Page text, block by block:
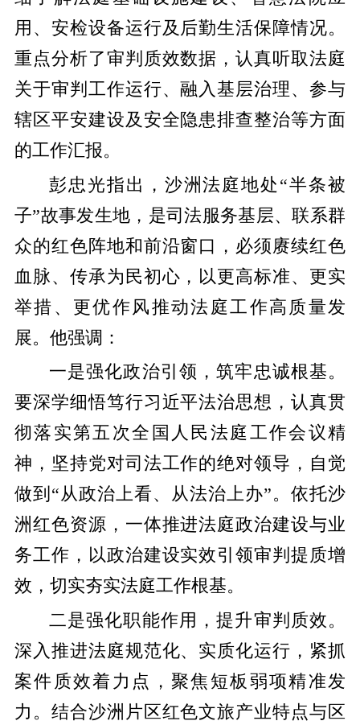
用、安检设备运行及后勤生活保障情况。
重点分析了审判质效数据，认真听取法庭
关于审判工作运行、融入基层治理、参与
辖区平安建设及安全隐患排查整治等方面
的工作汇报。
彭忠光指出，沙洲法庭地处 “半条被
子”故事发生地，是司法服务基层、联系群
众的红色阵地和前沿窗口，必须赓续红色
血脉、传承为民初心，以更高标准、更实
举措、更优作风推动法庭工作高质量发
展。他强调：
一是强化政治引领，筑牢忠诚根基。
要深学细悟笃行习近平法治思想，认真贯
彻落实第五次全国人民法庭工作会议精
神，坚持党对司法工作的绝对领导，自觉
做到“从政治上看、从法治上办”。依托沙
洲红色资源，一体推进法庭政治建设与业
务工作，以政治建设实效引领审判提质增
效，切实夯实法庭工作根基。
二是强化职能作用，提升审判质效。
深入推进法庭规范化、实质化运行，紧抓
案件质效着力点，聚焦短板弱项精准发
力。结合沙洲片区红色文旅产业特点与区